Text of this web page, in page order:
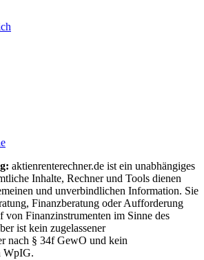
aktienrenterechner.de ist ein unabhängiges
Inhalte, Rechner und Tools dienen
und unverbindlichen Information. Sie
Finanzberatung oder Aufforderung
von Finanzinstrumenten im Sinne des
ist kein zugelassener
nach § 34f GewO und kein
WpIG.